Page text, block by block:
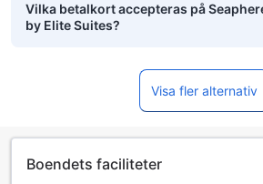
Vilka betalkort accepteras på
by Elite Suites?
Visa fler alternativ
Boendets faciliteter